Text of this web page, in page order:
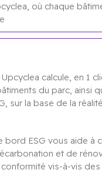
où chaque
calcule, en 1
du parc, ainsi
sur la base de la
bord ESG vous aide à
et de
vis-à-vis des